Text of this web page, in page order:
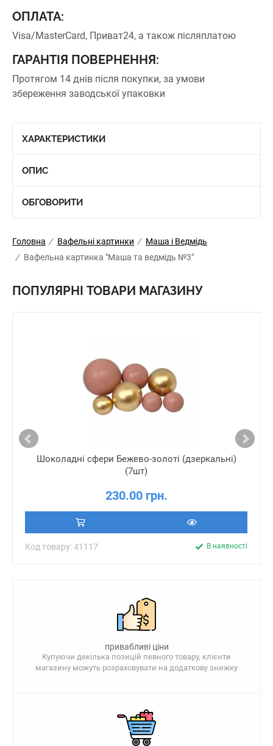
ОПЛАТА:
Visa/MasterCard, Приват24, а також післяплатою
ГАРАНТІЯ ПОВЕРНЕННЯ:
Протягом 14 днів після покупки, за умови
збереження заводської упаковки
ХАРАКТЕРИСТИКИ
ОПИС
ОБГОВОРИТИ
Головна / Вафельні картинки / Маша і Ведмідь
/ Вафельна картинка "Маша та ведмідь №3"
ПОПУЛЯРНІ ТОВАРИ МАГАЗИНУ
Шоколадні сфери Бежево-золоті (дзеркальні)
(7шт)
230.00 грн.
Код товару: 41117 В наявності
привабливі ціни
Купуючи декілька позицій певного товару, клієнти
магазину можуть розраховувати на додаткову знижку